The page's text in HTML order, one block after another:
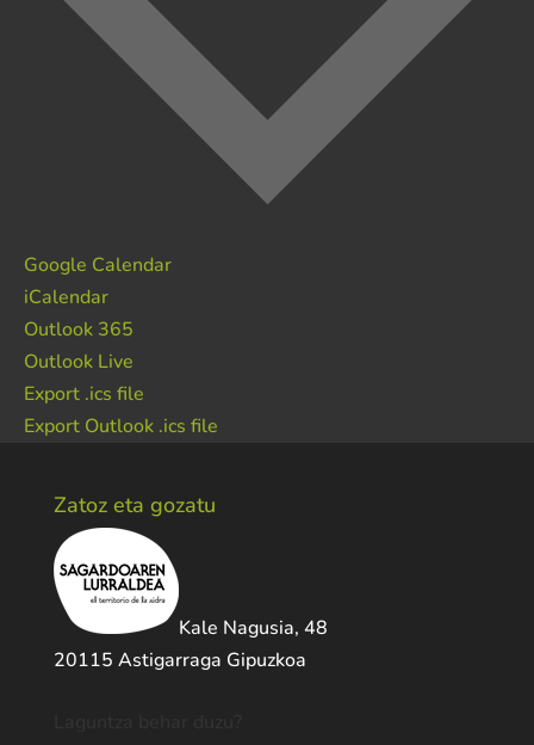
Google Calendar
iCalendar
Outlook 365
Outlook Live
Export .ics file
Export Outlook .ics file
Zatoz eta gozatu
Kale Nagusia, 48
20115 Astigarraga Gipuzkoa